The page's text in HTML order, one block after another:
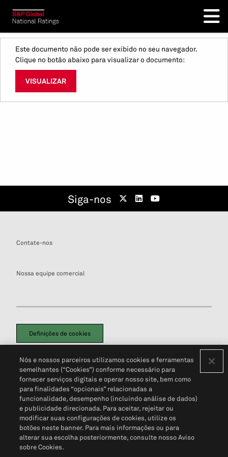
Este documento não pode ser exibido no seu navegador.
Clique no botão abaixo para visualizar o documento:
VISUALIZAR
Siga-nos
Contate-nos
Nossa equipe comercial
Definições de cookies
Política de PrivacidadePortal de privacidade do cliente (em inglês)
Não Venda Minhas Informações Pessoais© 2026 S&P Global
Nós e nossos parceiros utilizamos cookies e ferramentas
semelhantes (“Cookies”) conforme necessário para
fornecer serviços digitais e operar nosso site, bem como
para finalidades “opcionais” relacionadas a
funcionalidade, desempenho (incluindo análise de dados)
e publicidade direcionada. Para aceitar, rejeitar ou
modificar suas configurações de cookies, utilize os
botões neste banner. Para mais informações ou para
alterar sua escolha posteriormente, consulte nosso Aviso
sobre Cookies.